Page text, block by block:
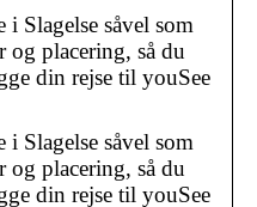
i Slagelse såvel som
og placering, så du
din rejse til youSee
i Slagelse såvel som
og placering, så du
din rejse til youSee